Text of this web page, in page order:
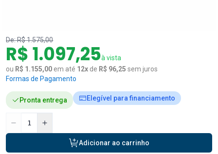
De:R$ 1.575,00
R$ 1.097,25à vista
ou R$ 1.155,00 em até 12x de R$ 96,25 sem juros
Formas de Pagamento
Pronta entrega Elegível para financiamento
Adicionar ao carrinho